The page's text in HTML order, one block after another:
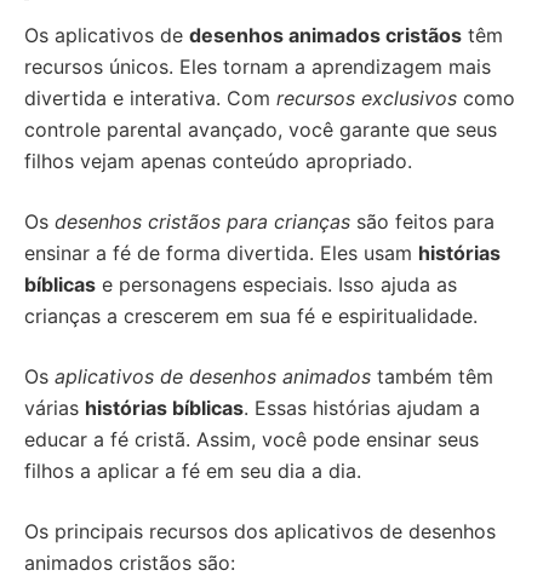
Os aplicativos de desenhos animados cristãos têm
recursos únicos. Eles tornam a aprendizagem mais
divertida e interativa. Com recursos exclusivos como
controle parental avançado, você garante que seus
filhos vejam apenas conteúdo apropriado.
Os desenhos cristãos para crianças são feitos para
ensinar a fé de forma divertida. Eles usam histórias
bíblicas e personagens especiais. Isso ajuda as
crianças a crescerem em sua fé e espiritualidade.
Os aplicativos de desenhos animados também têm
várias histórias bíblicas. Essas histórias ajudam a
educar a fé cristã. Assim, você pode ensinar seus
filhos a aplicar a fé em seu dia a dia.
Os principais recursos dos aplicativos de desenhos
animados cristãos são: